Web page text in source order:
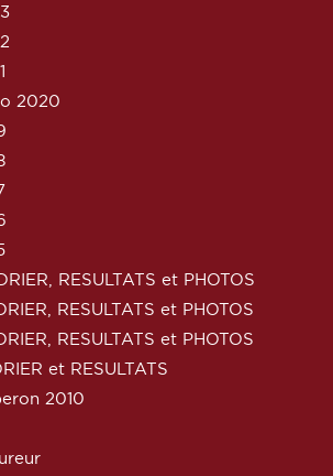
2020
RESULTATS et PHOTOS
RESULTATS et PHOTOS
RESULTATS et PHOTOS
et RESULTATS
2010